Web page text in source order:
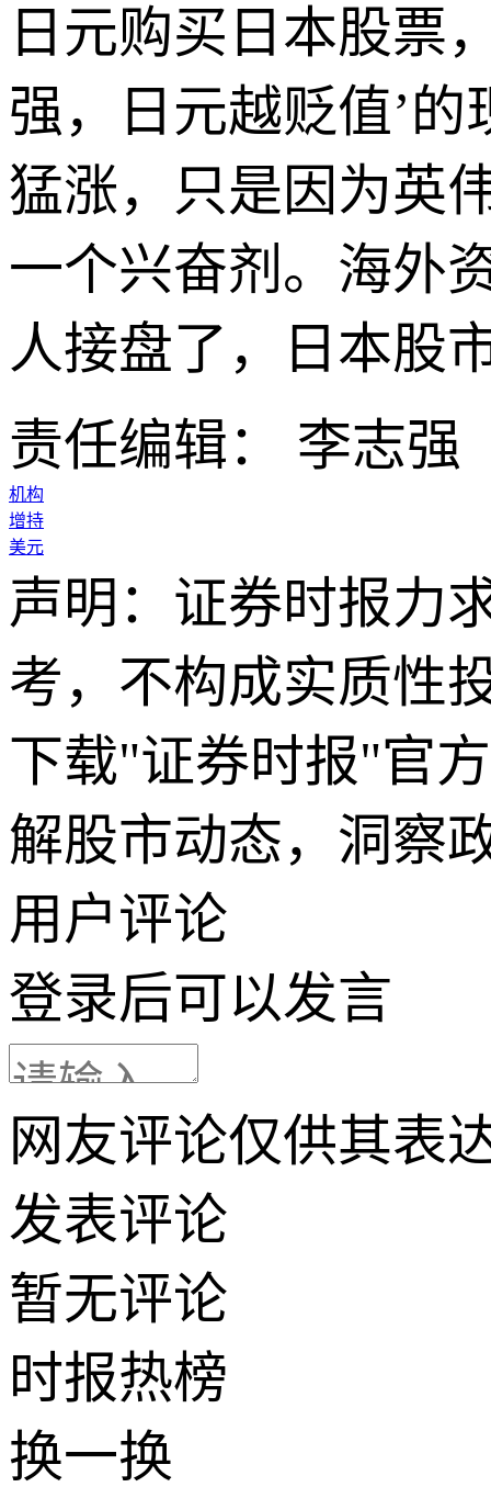
日元购买日本股票
强，日元越贬值’
猛涨，只是因为英
一个兴奋剂。海外
人接盘了，日本股
责任编辑： 李志强
机构
增持
美元
声明：证券时报力
考，不构成实质性
下载"证券时报"官
解股市动态，洞察
用户评论
登录后可以发言
网友评论仅供其表
发表评论
暂无评论
时报热榜
换一换